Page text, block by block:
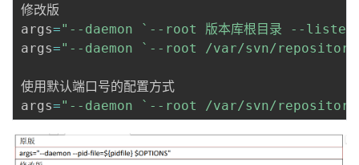
修改版
args="--daemon `--root 版本库根目录 --
args="--daemon `--root /var/svn/
使用默认端口号的配置方式
args="--daemon `--root /var/svn/